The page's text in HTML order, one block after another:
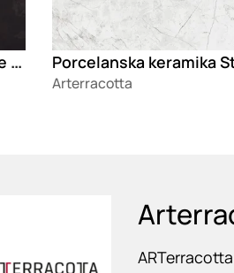
Porcelanska keramika Stone Slate Ebony
Arterracotta